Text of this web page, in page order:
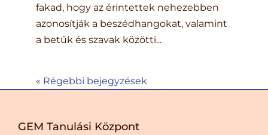
fakad, hogy az érintettek nehezebben
azonosítják a beszédhangokat, valamint
a betűk és szavak közötti...
« Régebbi bejegyzések
GEM Tanulási Központ